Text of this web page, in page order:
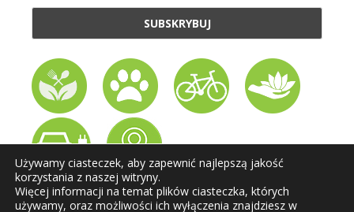
Web vytvořila IPC Corporation s.r.o.
Używamy ciasteczek, aby zapewnić najlepszą jakość
korzystania z naszej witryny.
Więcej informacji na temat plików ciasteczka, których
używamy, oraz możliwości ich wyłączenia znajdziesz w